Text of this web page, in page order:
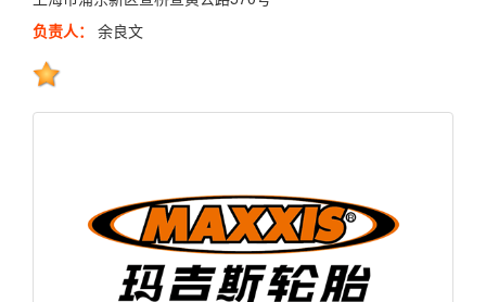
负责人：
余良文